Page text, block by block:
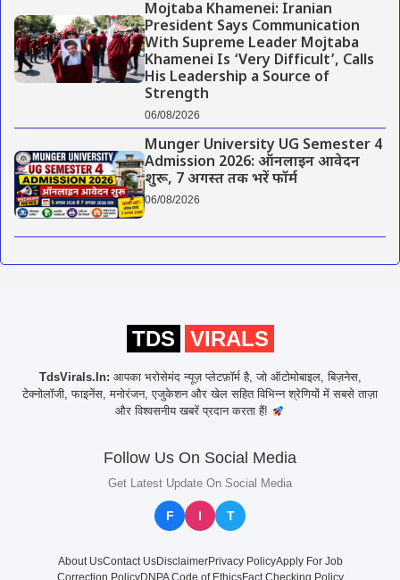
Mojtaba Khamenei: Iranian
President Says Communication
With Supreme Leader Mojtaba
Khamenei Is ‘Very Difficult’, Calls
His Leadership a Source of
Strength
06/08/2026
Munger University UG Semester 4
Admission 2026: ऑनलाइन आवेदन
शुरू, 7 अगस्त तक भरें फॉर्म
06/08/2026
TDS VIRALS
TdsVirals.In: आपका भरोसेमंद न्यूज़ प्लेटफ़ॉर्म है, जो ऑटोमोबाइल, बिज़नेस,
टेक्नोलॉजी, फाइनेंस, मनोरंजन, एजुकेशन और खेल सहित विभिन्न श्रेणियों में सबसे ताज़ा
और विश्वसनीय खबरें प्रदान करता हैं!
Follow Us On Social Media
Get Latest Update On Social Media
F I T
About UsContact UsDisclaimerPrivacy PolicyApply For Job